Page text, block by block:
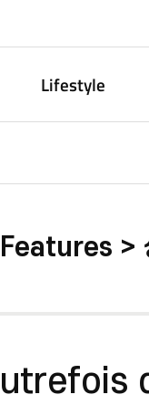
Lifestyle
Features >